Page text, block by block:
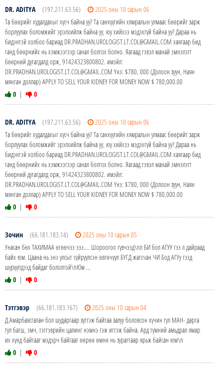
DR. ADITYA (197.211.63.56)
2025 оны 10 сарын 06
Та бөөрийг худалдахыг хүсч байна уу? Та санхүүгийн хямралын улмаас бөөрийг зарж
борлуулах боломжийг эрэлхийлж байна уу, юу хийхээ мэдэхгүй байна уу? Дараа нь
бидэнтэй холбоо бариад DR.PRADHAN.UROLOGIST.LT.COL@GMAIL.COM хаягаар бид
танд бөөрнийх нь хэмжээгээр санал болгох болно. Яагаад гэвэл манай эмнэлэгт
бөөрний дутагдалд орж, 91424323800802. имэйл:
DR.PRADHAN.UROLOGIST.LT.COL@GMAIL.COM Yнэ: $780, 000 (Долоон зуун, Наян
мянган доллар) APPLY TO SELL YOUR KIDNEY FOR MONEY NOW $ 780,000.00
0 | 0
DR. ADITYA (197.211.63.56)
2025 оны 10 сарын 06
Та бөөрийг худалдахыг хүсч байна уу? Та санхүүгийн хямралын улмаас бөөрийг зарж
борлуулах боломжийг эрэлхийлж байна уу, юу хийхээ мэдэхгүй байна уу? Дараа нь
бидэнтэй холбоо бариад DR.PRADHAN.UROLOGIST.LT.COL@GMAIL.COM хаягаар бид
танд бөөрнийх нь хэмжээгээр санал болгох болно. Яагаад гэвэл манай эмнэлэгт
бөөрний дутагдалд орж, 91424323800802. имэйл:
DR.PRADHAN.UROLOGIST.LT.COL@GMAIL.COM Yнэ: $780, 000 (Долоон зуун, Наян
мянган доллар) APPLY TO SELL YOUR KIDNEY FOR MONEY NOW $ 780,000.00
0 | 0
Зочин (66.181.183.14)
2025 оны 10 сарын 05
Унасан бөх ТАХИМАА өгөөчээ эээ…. Шороогоо гүвчээд\nл БИ бол АГУУ гээ л дайраад
байх юм. Цаана нь энэ улсыг сүйрүүлсэн өвгөчүүл БҮГД жагсчан ЧИ Бод АГУу гээд
шүрүүпдээд байдаг бололтой\nЮм …
0 | 0
Тэтгэвэр (66.181.183.167)
2025 оны 10 сарын 04
Д.Амарбаясгалан бол шударгаар зүтгэж байгаа залуу боловсон хүчин тул МАН- дарга
тул багш, эмч, тэтгэврийн цалинг нэмнэ гэж итгэж байна. Ард түмний амьдрал ямар
их хүнд байгааг мэдэрч байгааг өөрөө өмнө нь зурагтаар ярьж байсан юм\n
0 | 0